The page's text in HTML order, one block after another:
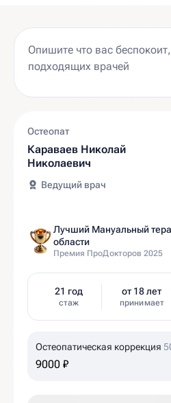
Остеопат
Караваев Николай
Николаевич
Ведущий врач
Лучший Мануальный
области
Премия ПроДокторов 2025
21 год
стаж
от 18 лет
принимает
Остеопатическая коррекция
9000 ₽